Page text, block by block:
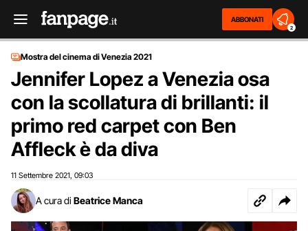
ABBONATI
2
Mostra del cinema di Venezia 2021
Jennifer Lopez a Venezia osa
con la scollatura di brillanti: il
primo red carpet con Ben
Affleck è da diva
11 Settembre 2021 09:03
A cura di Beatrice Manca